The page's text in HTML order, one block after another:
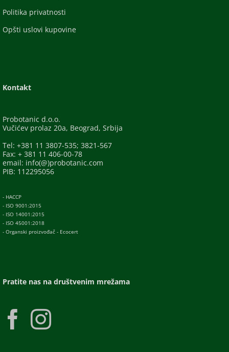
Politika privatnosti
Opšti uslovi kupovine
Kontakt
Probotanic d.o.o.
Vučićev prolaz 20a, Beograd, Srbija
Tel: +381 11 3807-535; 3821-567
Fax: + 381 11 406-00-78
email: info(@)probotanic.com
PIB: 112295056
- HACCP
- ISO 9001:2015
- ISO 14001:2015
- ISO 45001:2018
- Organski proizvođač - Ecocert
Pratite nas na društvenim mrežama